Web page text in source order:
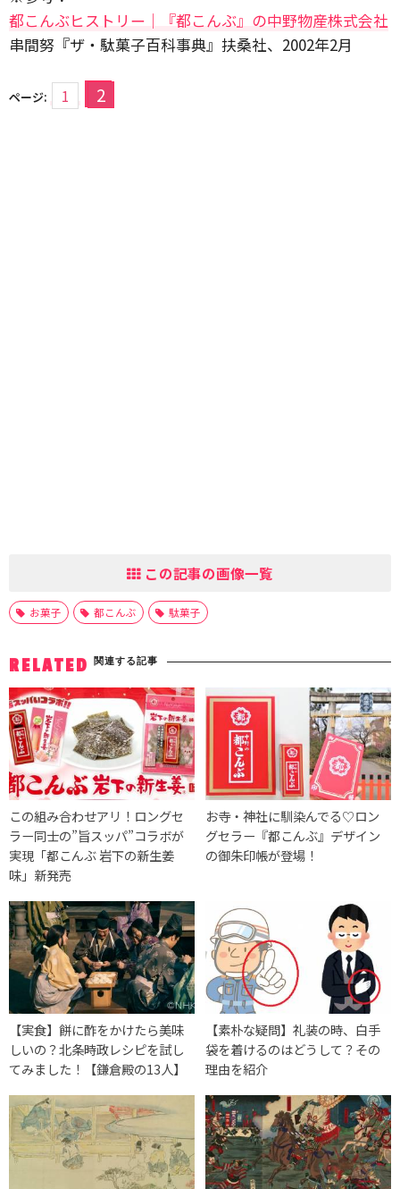
都こんぶヒストリー｜『都こんぶ』の中野物産株式会社
串間努『ザ・駄菓子百科事典』扶桑社、2002年2月
ページ: 1 2
この記事の画像一覧
お菓子 都こんぶ 駄菓子
RELATED 関連する記事
この組み合わせアリ！ロングセ
ラー同士の”旨スッパ”コラボが
実現「都こんぶ 岩下の新生姜
味」新発売
お寺・神社に馴染んでる♡ロン
グセラー『都こんぶ』デザイン
の御朱印帳が登場！
【実食】餅に酢をかけたら美味
しいの？北条時政レシピを試し
てみました！【鎌倉殿の13人】
【素朴な疑問】礼装の時、白手
袋を着けるのはどうして？その
理由を紹介